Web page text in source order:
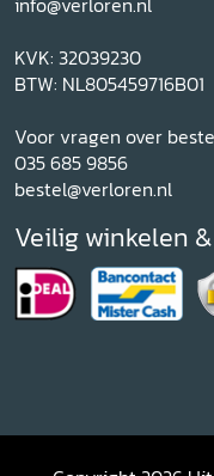
KVK: 32039230
BTW: NL805459716B01
Voor vragen over
035 685 9856
bestel@verloren.nl
Veilig winkelen